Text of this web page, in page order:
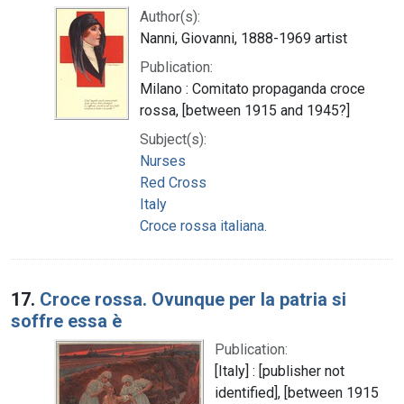
Author(s):
Nanni, Giovanni, 1888-1969 artist
Publication:
Milano : Comitato propaganda croce
rossa, [between 1915 and 1945?]
Subject(s):
Nurses
Red Cross
Italy
Croce rossa italiana.
17. Croce rossa. Ovunque per la patria si
soffre essa è
Publication:
[Italy] : [publisher not
identified], [between 1915